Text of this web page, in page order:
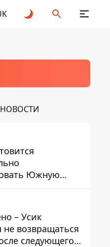
Южную
НАТО
– Усик
возвращаться
следующего